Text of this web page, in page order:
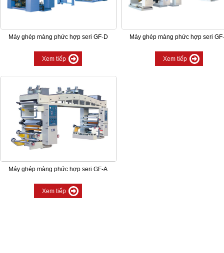
Máy ghép màng phức hợp seri GF-D
Xem tiếp
Máy ghép màng phức hợp seri
Xem tiếp
Máy ghép màng phức hợp seri GF-A
Xem tiếp